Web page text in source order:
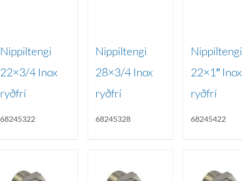
Nippiltengi
22×3/4 Inox
ryðfrí
68245322
Nippiltengi
28×3/4 Inox
ryðfrí
68245328
Nippiltengi
22×1″ Inox
ryðfrí
68245422